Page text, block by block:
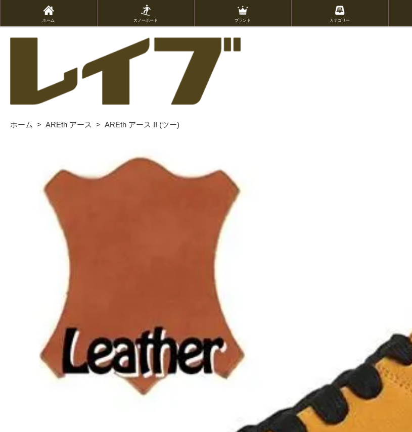
ホーム スノーボード ブランド カテゴリー
ホーム > AREth アース > AREth アース II (ツー)